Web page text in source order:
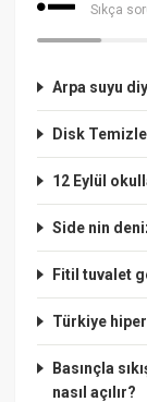
Sıkça
Arpa suyu
Disk
12 Eylül
Side nin
Fitil tuvalet
Türkiye
Basınçla
nasıl açılır?